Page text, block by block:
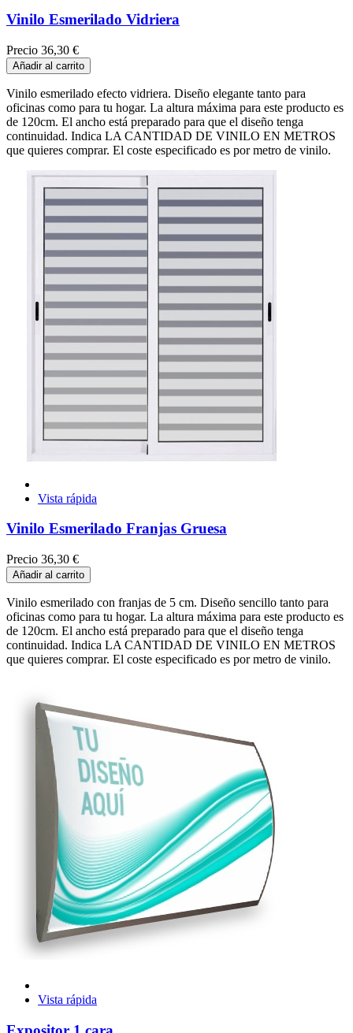
Vinilo Esmerilado Vidriera
Precio 36,30 €
Añadir al carrito
Vinilo esmerilado efecto vidriera. Diseño elegante tanto para
oficinas como para tu hogar. La altura máxima para este producto es
de 120cm. El ancho está preparado para que el diseño tenga
continuidad. Indica LA CANTIDAD DE VINILO EN METROS
que quieres comprar. El coste especificado es por metro de vinilo.
Vista rápida
Vinilo Esmerilado Franjas Gruesa
Precio 36,30 €
Añadir al carrito
Vinilo esmerilado con franjas de 5 cm. Diseño sencillo tanto para
oficinas como para tu hogar. La altura máxima para este producto es
de 120cm. El ancho está preparado para que el diseño tenga
continuidad. Indica LA CANTIDAD DE VINILO EN METROS
que quieres comprar. El coste especificado es por metro de vinilo.
Vista rápida